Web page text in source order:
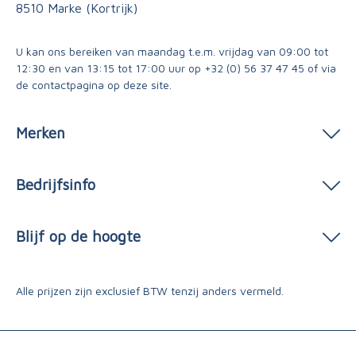
8510 Marke (Kortrijk)
U kan ons bereiken van maandag t.e.m. vrijdag van 09:00 tot
12:30 en van 13:15 tot 17:00 uur op +32 (0) 56 37 47 45 of via
de contactpagina op deze site.
Merken
Bedrijfsinfo
Blijf op de hoogte
Alle prijzen zijn exclusief BTW tenzij anders vermeld.